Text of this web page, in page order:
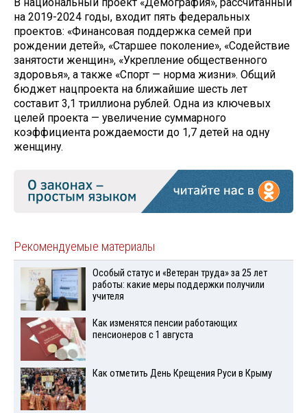
на 2019-2024 годы, входит пять федеральных
проектов: «Финансовая поддержка семей при
рождении детей», «Старшее поколение», «Содействие
занятости женщин», «Укрепление общественного
здоровья», а также «Спорт — норма жизни». Общий
бюджет нацпроекта на ближайшие шесть лет
составит 3,1 триллиона рублей. Одна из ключевых
целей проекта — увеличение суммарного
коэффициента рождаемости до 1,7 детей на одну
женщину.
Рекомендуемые материалы
Особый статус и «Ветеран труда» за 25 лет
работы: какие меры поддержки получили
учителя
Как изменятся пенсии работающих
пенсионеров с 1 августа
Как отметить День Крещения Руси в Крыму